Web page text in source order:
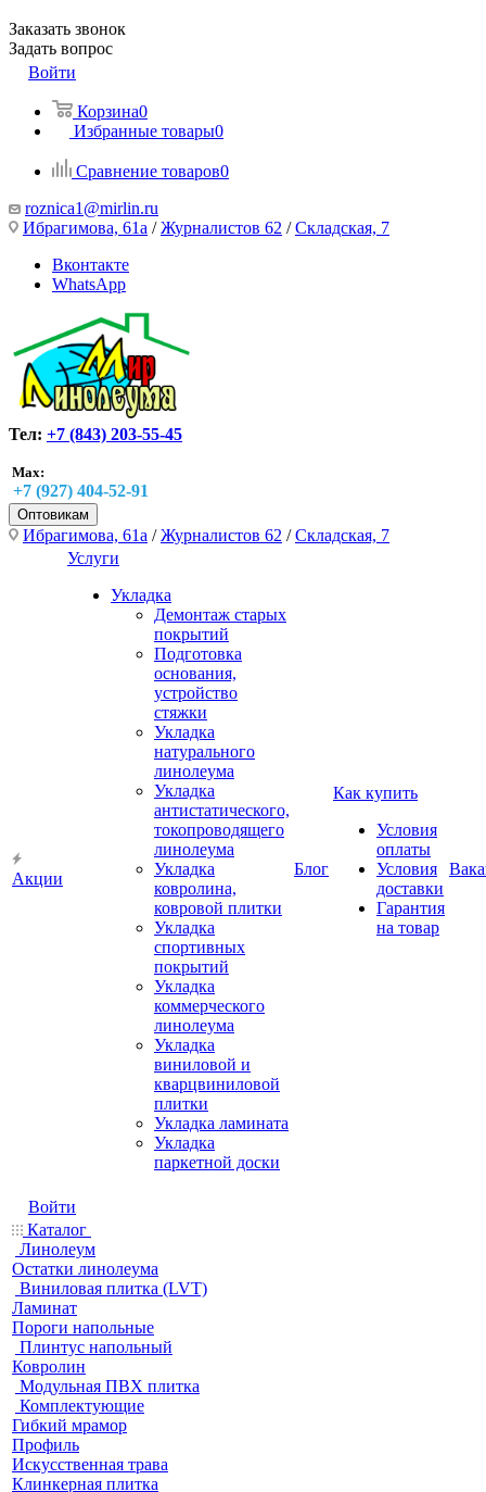
Заказать звонок
Задать вопрос
Войти
Корзина0
Избранные товары0
Сравнение товаров0
roznica1@mirlin.ru
Ибрагимова, 61а /Журналистов 62 /Складская, 7
Вконтакте
WhatsApp
Тел: +7 (843) 203-55-45
Max:
+7 (927) 404-52-91
Оптовикам
Ибрагимова, 61а /Журналистов 62 /Складская, 7
Акции
Услуги
Укладка
Демонтаж старых
покрытий
Подготовка
основания,
устройство
стяжки
Укладка
натурального
линолеума
Укладка
антистатического,
токопроводящего
линолеума
Укладка
ковролина,
ковровой плитки
Укладка
спортивных
покрытий
Укладка
коммерческого
линолеума
Укладка
виниловой и
кварцвиниловой
плитки
Укладка ламината
Укладка
паркетной доски
Блог
Как купить
Условия
оплаты
Условия
доставки
Гарантия
на товар
Войти
Каталог
Линолеум
Остатки линолеума
Виниловая плитка (LVT)
Ламинат
Пороги напольные
Плинтус напольный
Ковролин
Модульная ПВХ плитка
Комплектующие
Гибкий мрамор
Профиль
Искусственная трава
Клинкерная плитка